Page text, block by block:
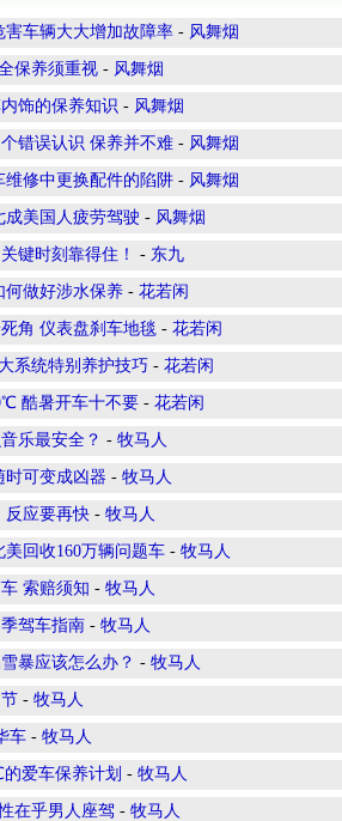
车辆大大增加故障率 - 风舞烟
保养须重视 - 风舞烟
饰的保养知识 - 风舞烟
错误认识 保养并不难 - 风舞烟
维修中更换配件的陷阱 - 风舞烟
美国人疲劳驾驶 - 风舞烟
键时刻靠得住！ - 东九
何做好涉水保养 - 花若闲
角 仪表盘刹车地毯 - 花若闲
系统特别养护技巧 - 花若闲
酷暑开车十不要 - 花若闲
乐最安全？ - 牧马人
时可变成凶器 - 牧马人
反应要再快 - 牧马人
回收160万辆问题车 - 牧马人
索赔须知 - 牧马人
驾车指南 - 牧马人
暴应该怎么办？ - 牧马人
- 牧马人
车 - 牧马人
爱车保养计划 - 牧马人
在乎男人座驾 - 牧马人